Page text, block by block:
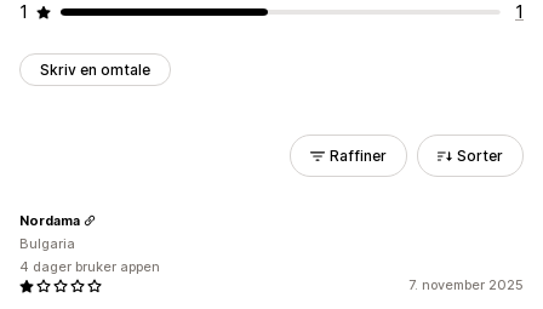
1
1
Skriv en omtale
Raffiner Sorter
7. november 2025
Nordama
Bulgaria
4 dager bruker appen